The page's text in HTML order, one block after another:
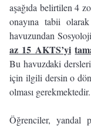
aşağıda belirtilen 4
onayına tabii
havuzundan
az 15 AKTS’yi
Bu havuzdaki
için ilgili dersin o
olması gerekmektedir.
Öğrenciler, yandal